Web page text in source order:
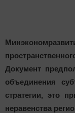
Документ
объединения
стратегии, это
неравенства